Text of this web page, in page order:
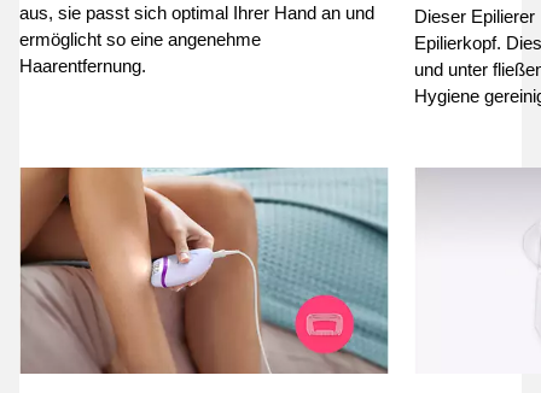
aus, sie passt sich optimal Ihrer Hand an und
ermöglicht so eine angenehme
Haarentfernung.
Dieser
Epilierkopf.
und unter
Hygiene